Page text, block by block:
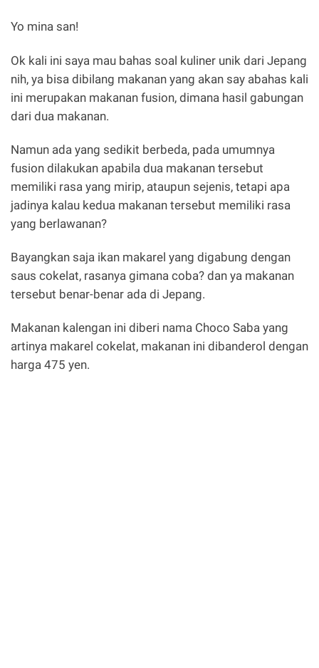
Yo mina san!
Ok kali ini saya mau bahas soal kuliner unik dari Jepang
nih, ya bisa dibilang makanan yang akan say abahas kali
ini merupakan makanan fusion, dimana hasil gabungan
dari dua makanan.
Namun ada yang sedikit berbeda, pada umumnya
fusion dilakukan apabila dua makanan tersebut
memiliki rasa yang mirip, ataupun sejenis, tetapi apa
jadinya kalau kedua makanan tersebut memiliki rasa
yang berlawanan?
Bayangkan saja ikan makarel yang digabung dengan
saus cokelat, rasanya gimana coba? dan ya makanan
tersebut benar-benar ada di Jepang.
Makanan kalengan ini diberi nama Choco Saba yang
artinya makarel cokelat, makanan ini dibanderol dengan
harga 475 yen.